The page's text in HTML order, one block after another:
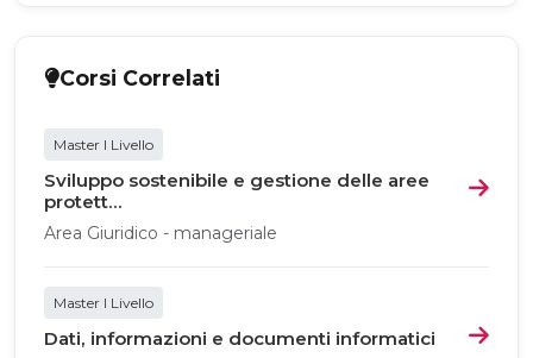
Corsi Correlati
Master I Livello
Sviluppo sostenibile e gestione delle aree
protett...
Area Giuridico - manageriale
Master I Livello
Dati, informazioni e documenti informatici